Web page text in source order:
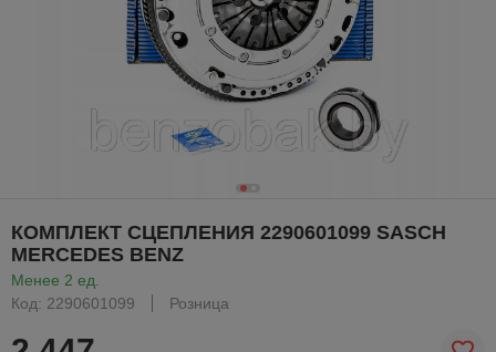
КОМПЛЕКТ СЦЕПЛЕНИЯ 2290601099 SASCH
MERCEDES BENZ
Менее 2 ед.
Код: 2290601099
Розница